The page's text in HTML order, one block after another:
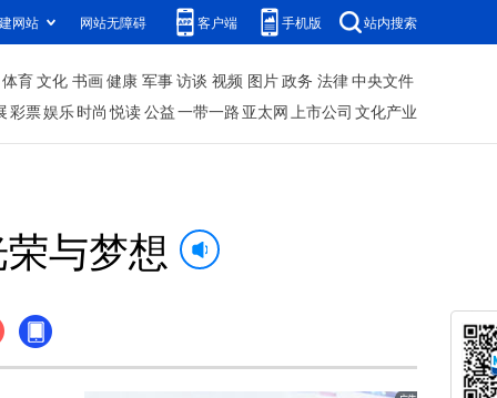
网站 网站无障碍 客户端 手机版 站内搜索
体育文化 书画健康 军事访谈 视频 图片政务 法律中央文件
彩票娱乐时尚 悦读公益一带一路 亚太网上市公司 文化产业
与梦想